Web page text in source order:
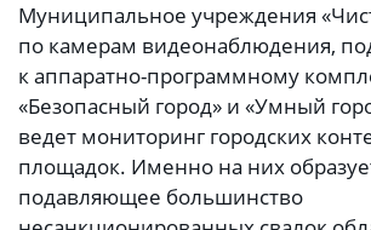
Муниципальное учреждения
по камерам видеонаблюдения,
к аппаратно-программному
«Безопасный город» и «Умный
ведет мониторинг городских
площадок. Именно на них
подавляющее большинство